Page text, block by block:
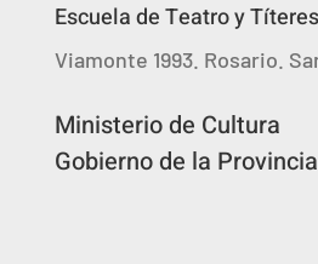
Escuela de Teatro y
Viamonte 1993. Rosario.
Ministerio de Cultura
Gobierno de la